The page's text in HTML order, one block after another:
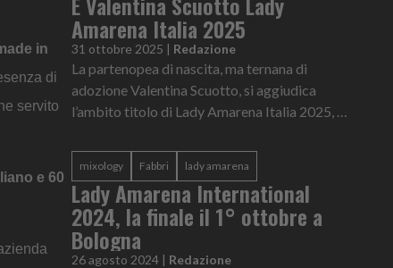
in
di
servito
e 60
Amarena Italia 2025
31 ottobre 2025 | Redazione
La partenopea di nascita, ma ternana di
adozione Valentina Scuotto, si aggiudica
l’ambito titolo di Lady Amarena Italia 2025, al
ideato e organizzato da Fab...
mixology Fabbri lady amarena
Lady Amarena International
2024, la finale il 1° ottobre a
Bologna
26 agosto 2024 | Redazione